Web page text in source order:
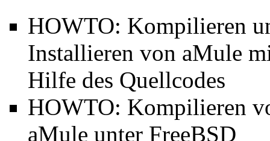
HOWTO: Kompilieren
Installieren von aMule
Hilfe des Quellcodes
HOWTO: Kompilieren
aMule unter FreeBSD